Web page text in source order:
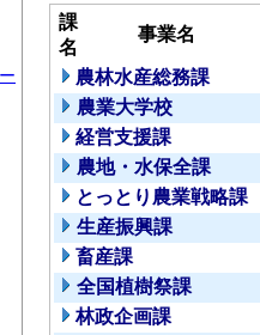
課
名
事業名
農林水産総務課
農業大学校
経営支援課
農地・水保全課
とっとり農業戦略課
生産振興課
畜産課
全国植樹祭課
林政企画課